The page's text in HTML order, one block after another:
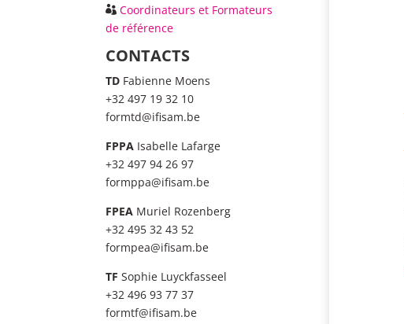
Coordinateurs et Formateurs
de référence
CONTACTS
TD Fabienne Moens
+32 497 19 32 10
formtd@ifisam.be
FPPA Isabelle Lafarge
+32 497 94 26 97
formppa@ifisam.be
FPEA Muriel Rozenberg
+32 495 32 43 52
formpea@ifisam.be
TF Sophie Luyckfasseel
+32 496 93 77 37
formtf@ifisam.be